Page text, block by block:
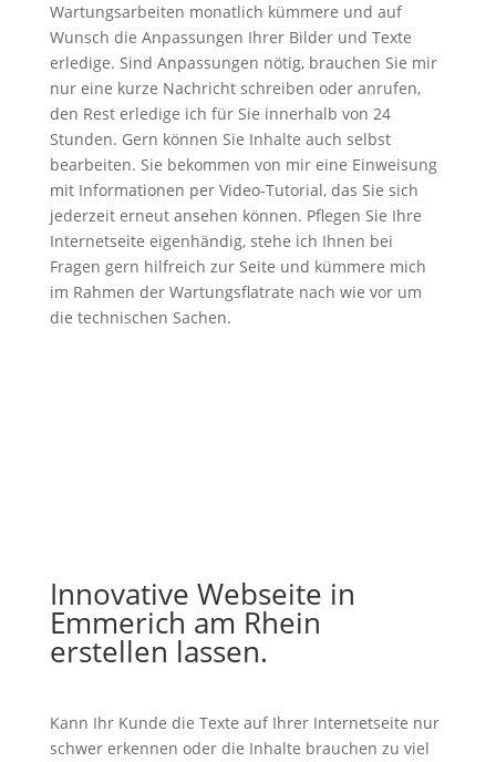
Wartungsarbeiten monatlich kümmere und auf
Wunsch die Anpassungen Ihrer Bilder und Texte
erledige. Sind Anpassungen nötig, brauchen Sie mir
nur eine kurze Nachricht schreiben oder anrufen,
den Rest erledige ich für Sie innerhalb von 24
Stunden. Gern können Sie Inhalte auch selbst
bearbeiten. Sie bekommen von mir eine Einweisung
mit Informationen per Video-Tutorial, das Sie sich
jederzeit erneut ansehen können. Pflegen Sie Ihre
Internetseite eigenhändig, stehe ich Ihnen bei
Fragen gern hilfreich zur Seite und kümmere mich
im Rahmen der Wartungsflatrate nach wie vor um
die technischen Sachen.
Innovative Webseite in
Emmerich am Rhein
erstellen lassen.
Kann Ihr Kunde die Texte auf Ihrer Internetseite nur
schwer erkennen oder die Inhalte brauchen zu viel